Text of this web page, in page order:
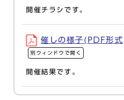
開催チラシです。
催しの様子(PDF形
別ウィンドウで開く
開催結果です。